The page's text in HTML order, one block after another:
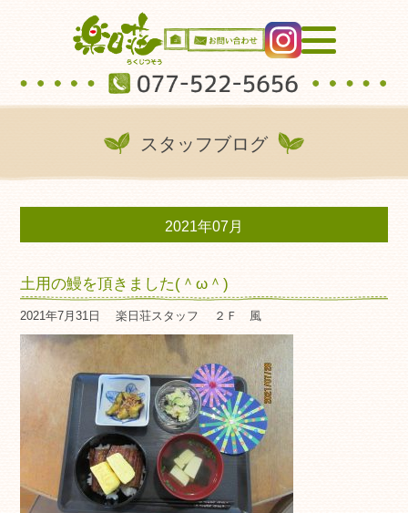
スタッフブログ
2021年07月
土用の鰻を頂きました(＾ω＾)
2021年7月31日 楽日荘スタッフ ２Ｆ 風